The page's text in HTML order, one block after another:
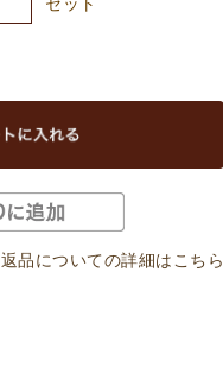
返品についての詳細はこちら